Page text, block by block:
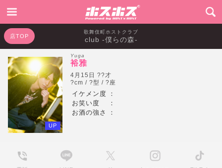
歌舞伎町ホストクラブ
club -僕らの森-
店TOP
UP
Yuga
裕雅
4月15日 ??才
?cm / ?型 / ?座
イケメン度
：
お笑い度
：
お酒の強さ
：